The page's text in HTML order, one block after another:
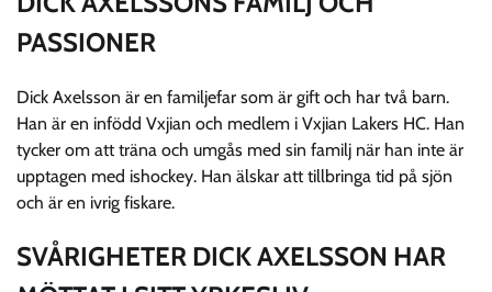
PASSIONER
Dick Axelsson är en familjefar som är gift och har två barn.
Han är en infödd Vxjian och medlem i Vxjian Lakers HC. Han
tycker om att träna och umgås med sin familj när han inte är
upptagen med ishockey. Han älskar att tillbringa tid på sjön
och är en ivrig fiskare.
SVÅRIGHETER DICK AXELSSON HAR